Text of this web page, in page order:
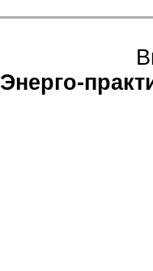
Энерго-